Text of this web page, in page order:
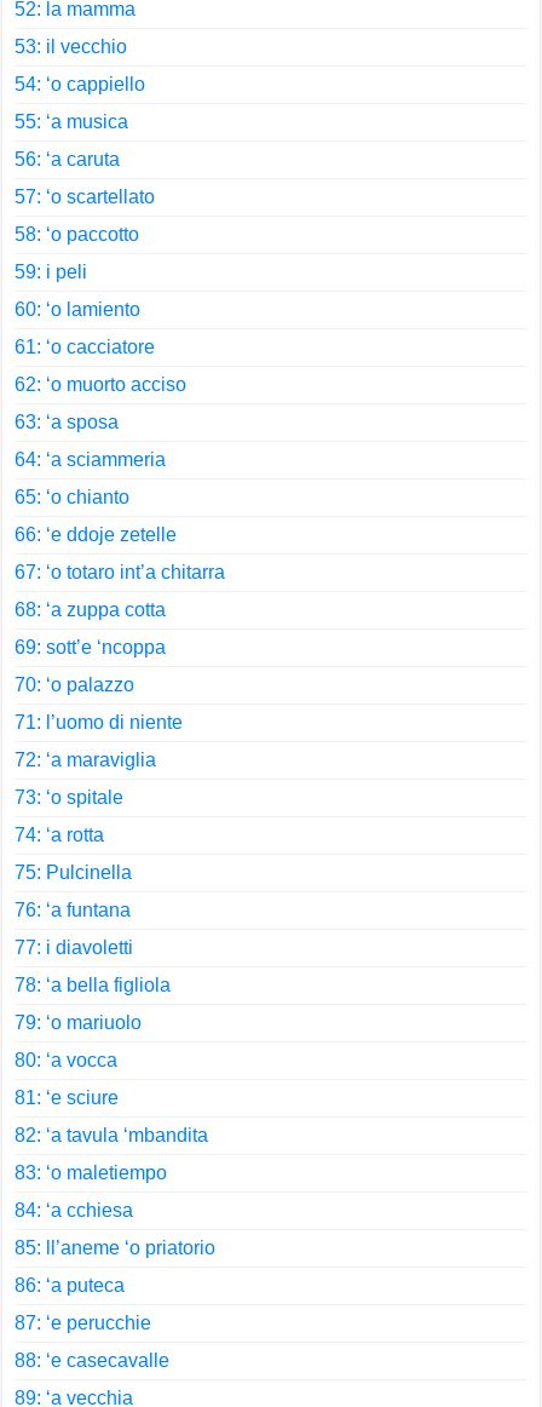
52: la mamma
53: il vecchio
54: ‘o cappiello
55: ‘a musica
56: ‘a caruta
57: ‘o scartellato
58: ‘o paccotto
59: i peli
60: ‘o lamiento
61: ‘o cacciatore
62: ‘o muorto acciso
63: ‘a sposa
64: ‘a sciammeria
65: ‘o chianto
66: ‘e ddoje zetelle
67: ‘o totaro int’a chitarra
68: ‘a zuppa cotta
69: sott’e ‘ncoppa
70: ‘o palazzo
71: l’uomo di niente
72: ‘a maraviglia
73: ‘o spitale
74: ‘a rotta
75: Pulcinella
76: ‘a funtana
77: i diavoletti
78: ‘a bella figliola
79: ‘o mariuolo
80: ‘a vocca
81: ‘e sciure
82: ‘a tavula ‘mbandita
83: ‘o maletiempo
84: ‘a cchiesa
85: ll’aneme ‘o priatorio
86: ‘a puteca
87: ‘e perucchie
88: ‘e casecavalle
89: ‘a vecchia